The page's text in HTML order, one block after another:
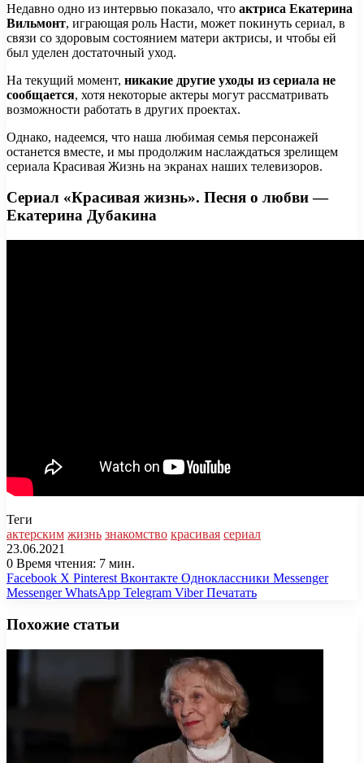
Недавно одно из интервью показало, что актриса Екатерина
Вильмонт, играющая роль Насти, может покинуть сериал, в
связи со здоровым состоянием матери актрисы, и чтобы ей
был уделен достаточный уход.
На текущий момент, никакие другие уходы из сериала не
сообщается, хотя некоторые актеры могут рассматривать
возможности работать в других проектах.
Однако, надеемся, что наша любимая семья персонажей
останется вместе, и мы продолжим наслаждаться зрелищем
сериала Красивая Жизнь на экранах наших телевизоров.
Сериал «Красивая жизнь». Песня о любви —
Екатерина Дубакина
Теги
актерским жизнь знакомство красивая сериал
23.06.2021
0 Время чтения: 7 мин.
Facebook X Pinterest Вконтакте Одноклассники Messenger
Messenger WhatsApp Telegram Viber Печатать
Похожие статьи